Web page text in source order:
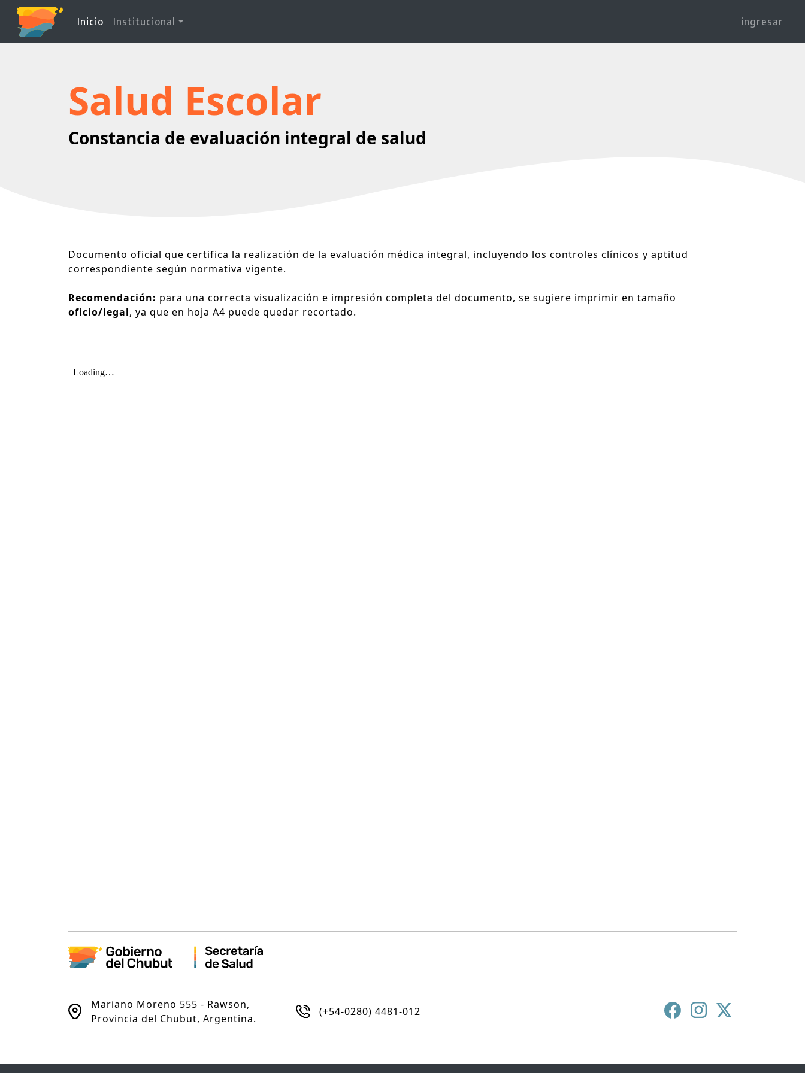
Inicio (current)
Institucional ingresar
Salud Escolar
Constancia de evaluación integral de salud
Documento oficial que certifica la realización de la evaluación médica integral, incluyendo los controles clínicos y aptitud
correspondiente según normativa vigente.
Recomendación: para una correcta visualización e impresión completa del documento, se sugiere imprimir en tamaño
oficio/legal, ya que en hoja A4 puede quedar recortado.
Mariano Moreno 555 - Rawson,
Provincia del Chubut, Argentina.
(+54-0280) 4481-012